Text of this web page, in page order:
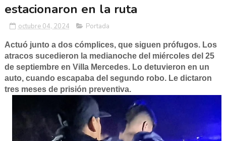
estacionaron en la ruta
octubre 04, 2024 Portada
Actuó junto a dos cómplices, que siguen prófugos. Los
atracos sucedieron la medianoche del miércoles del 25
de septiembre en Villa Mercedes. Lo detuvieron en un
auto, cuando escapaba del segundo robo. Le dictaron
tres meses de prisión preventiva.